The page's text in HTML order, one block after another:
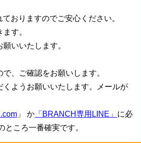
おりますのでご安心ください。
す。
いいたします。
、ご確認をお願いします。
ようお願いいたします。メールが
」 か 「BRANCH専用LINE」 に必
ところ一番確実です。